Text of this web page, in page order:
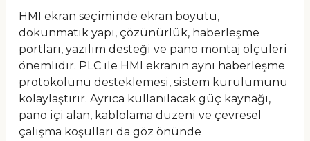
HMI ekran seçiminde ekran boyutu,
dokunmatik yapı, çözünürlük, haberleşme
portları, yazılım desteği ve pano montaj ölçüleri
önemlidir. PLC ile HMI ekranın aynı haberleşme
protokolünü desteklemesi, sistem kurulumunu
kolaylaştırır. Ayrıca kullanılacak güç kaynağı,
pano içi alan, kablolama düzeni ve çevresel
çalışma koşulları da göz önünde